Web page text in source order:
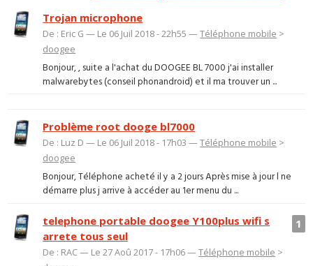
Trojan microphone
De : Eric G — Le 06 Juil 2018 - 22h55 —Téléphone mobile >
doogee
Bonjour, , suite a l'achat du DOOGEE BL 7000 j'ai installer
malwarebytes (conseil phonandroid) et il ma trouver un ...
Problème root dooge bl7000
De : Luz D — Le 06 Juil 2018 - 17h03 —Téléphone mobile >
doogee
Bonjour, Téléphone acheté il y a 2 jours Après mise à jour l ne
démarre plus j arrive à accéder au 1er menu du ...
1
telephone portable doogee Y100plus wifi s
arrete tous seul
De : RAC — Le 27 Aoû 2017 - 17h06 —Téléphone mobile >